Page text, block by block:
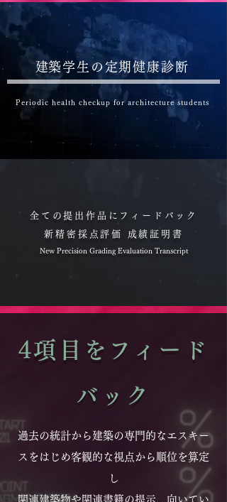
​建築学生の定期健康診断
Periodic health checkup for architecture students
全ての提出作品にフィードバック
新精密採点評価 成績証明書
New Precision Grading Evaluation Transcript
​4項目をフィード
バック
過去の統計から建築の専門的なエスキー
スをはじめ客観的な視点から順位を算定
し
​関連建築物や関連書籍の提示、向いてい